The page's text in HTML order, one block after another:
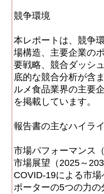
競争環境
本レポートは、競争
場構造、主要企業の
要戦略、競合ダッシ
底的な競合分析が含
ルメ食品業界の主要
を掲載しています。
報告書の主なハイラ
市場パフォーマンス
市場展望（2025～
COVID-19による市
ポーターの5つの力の